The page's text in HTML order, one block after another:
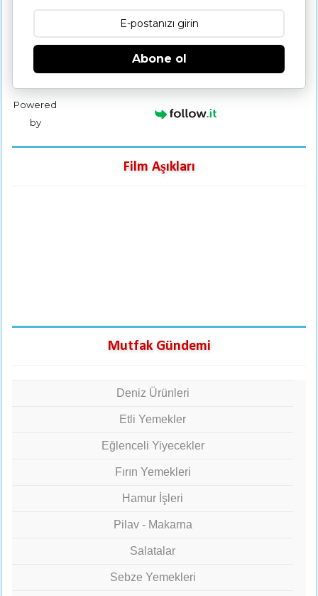
Abone ol
Powered
by
Film Aşıkları
Mutfak Gündemi
Deniz Ürünleri
Etli Yemekler
Eğlenceli Yiyecekler
Fırın Yemekleri
Hamur İşleri
Pilav - Makarna
Salatalar
Sebze Yemekleri